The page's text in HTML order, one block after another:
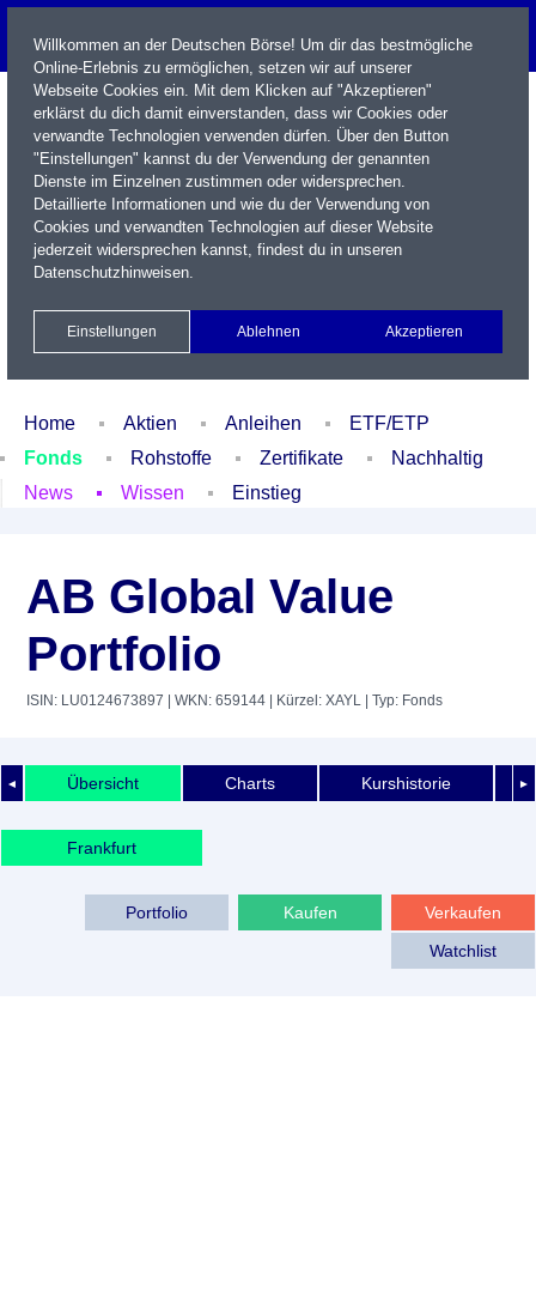
Name / WKN / ISIN / Kürzel
Xetra Realtime
Watchlist Portfolio Login
Home Aktien Anleihen
ETF/ETP
Fonds
Rohstoffe Zertifikate
Nachhaltig
News
Wissen Einstieg
AB Global Value
Portfolio
ISIN: LU0124673897 | WKN: 659144 | Kürzel: XAYL | Typ: Fonds
◄ ►
Übersicht Charts Kurshistorie
Frankfurt
Verkaufen
Kaufen
Portfolio
Watchlist
Willkommen an der Deutschen Börse! Um dir das bestmögliche
Online-Erlebnis zu ermöglichen, setzen wir auf unserer
Webseite Cookies ein. Mit dem Klicken auf "Akzeptieren"
erklärst du dich damit einverstanden, dass wir Cookies oder
verwandte Technologien verwenden dürfen. Über den Button
"Einstellungen" kannst du der Verwendung der genannten
Dienste im Einzelnen zustimmen oder widersprechen.
Detaillierte Informationen und wie du der Verwendung von
Cookies und verwandten Technologien auf dieser Website
jederzeit widersprechen kannst, findest du in unseren
Datenschutzhinweisen.
Einstellungen Ablehnen Akzeptieren